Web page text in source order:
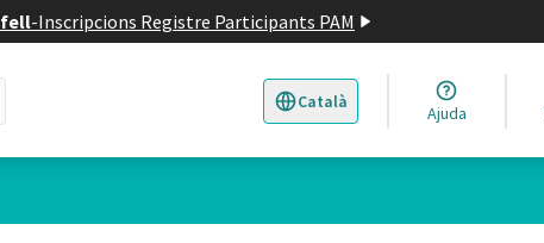
-Inscripcions Registre Participants PAM
Català
Triar la llengua Elegir el idioma
Ajuda